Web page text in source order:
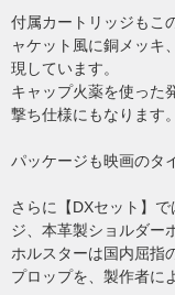
付属カートリッジもこ
ャケット風に銅メッキ
現しています。
キャップ火薬を使った
撃ち仕様にもなります。
パッケージも映画のタ
さらに【DXセット】
ジ、本革製ショルダー
ホルスターは国内屈指
プロップを、製作者に